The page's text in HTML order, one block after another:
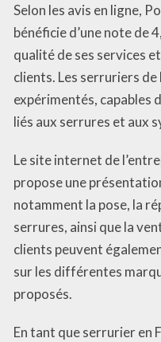
Selon les avis en ligne,
bénéficie d’une note de
qualité de ses services
clients. Les serruriers
expérimentés, capables
liés aux serrures et aux
Le site internet de
propose une
notamment la pose, la
serrures, ainsi que la
clients peuvent
sur les différentes
proposés.
En tant que serrurier en